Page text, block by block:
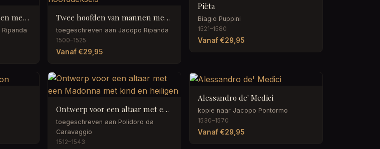
Twee hoofden van mannen met hoofddeksels Twee hoofden van mannen met hoofddeksels
toegeschreven aan Jacopo Ripanda
1500–1525
Vanaf €29,95
Piëta
Biagio Puppini
1521–1580
Vanaf €29,95
Ontwerp voor een altaar met een Madonna met kind en heiligen
toegeschreven aan Polidoro da
Caravaggio
1512–1543
Alessandro de' Medici
kopie naar Jacopo Pontormo
1530–1570
Vanaf €29,95